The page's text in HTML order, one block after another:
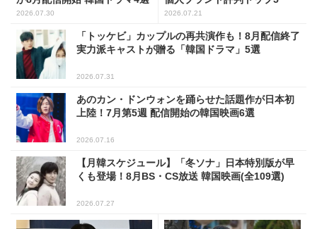
2026.07.30 2026.07.21
「トッケビ」カップルの再共演作も！8月配信終了
実力派キャストが贈る「韓国ドラマ」5選
2026.07.31
あのカン・ドンウォンを踊らせた話題作が日本初
上陸！7月第5週 配信開始の韓国映画6選
2026.07.16
【月韓スケジュール】「冬ソナ」日本特別版が早
くも登場！8月BS・CS放送 韓国映画(全109選)
2026.07.27